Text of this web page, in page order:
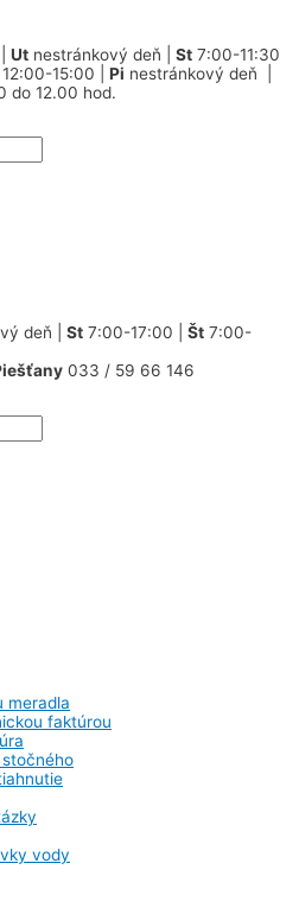
Ut nestránkový deň | St 7:00-11:30
15:00 | Pi nestránkový deň |
do 12.00 hod.
deň | St 7:00-17:00 | Št 7:00-
033 / 59 66 146
meradla
faktúrou
vody